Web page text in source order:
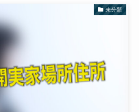
未分類